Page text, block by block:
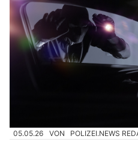
05.05.26 VON POLIZEI.NEWS